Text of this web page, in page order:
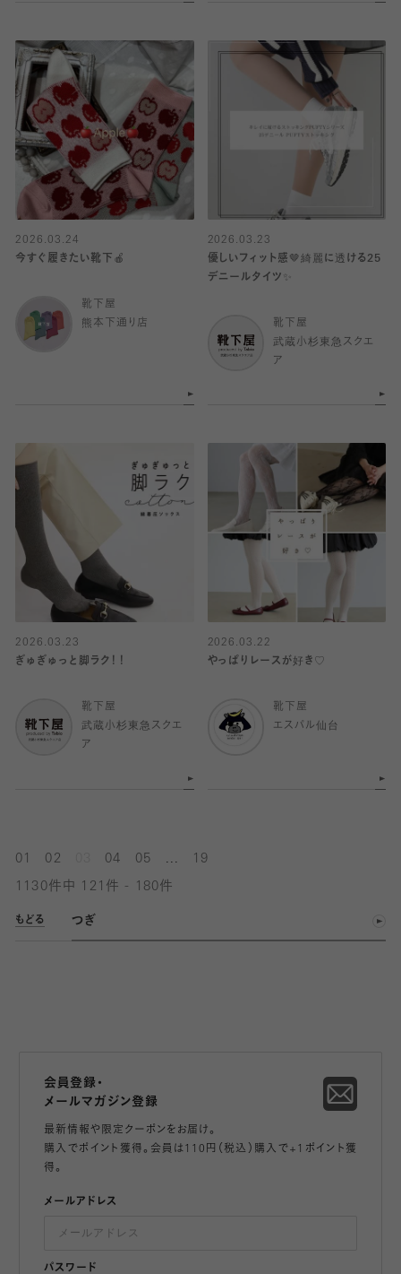
2026.03.24
今すぐ履きたい靴下🍎
靴下屋
熊本下通り店
2026.03.23
優しいフィット感🤎綺麗に透ける25
デニールタイツ✨
靴下屋
武蔵小杉東急スクエ
ア
2026.03.23
ぎゅぎゅっと脚ラク！！
靴下屋
武蔵小杉東急スクエ
ア
2026.03.22
やっぱりレースが好き♡
靴下屋
エスパル仙台
01 02 04 05 19
1130件中 121件 - 180件
もどる つぎ
会員登録・
メールマガジン登録
最新情報や限定クーポンをお届け。
購入でポイント獲得。会員は110円（税込）購入で+1ポイント獲
得。
メールアドレス
パスワード